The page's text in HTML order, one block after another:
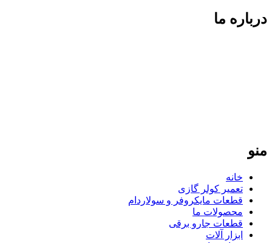
درباره ما
منو
خانه
تعمیر کولر گازی
قطعات مایکروفر و سولاردام
محصولات ما
قطعات جارو برقی
ابزار آلات